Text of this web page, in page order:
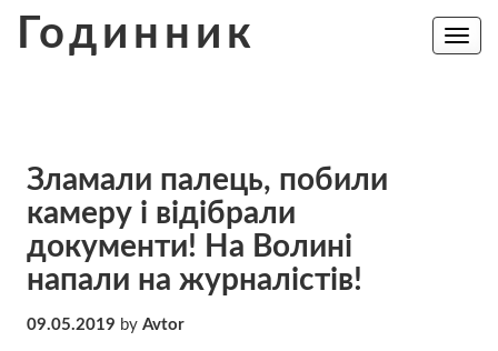
Годинник
Toggle
Зламали палець, побили
камеру і відібрали
документи! На Волині
напали на журналістів!
09.05.2019 by Avtor